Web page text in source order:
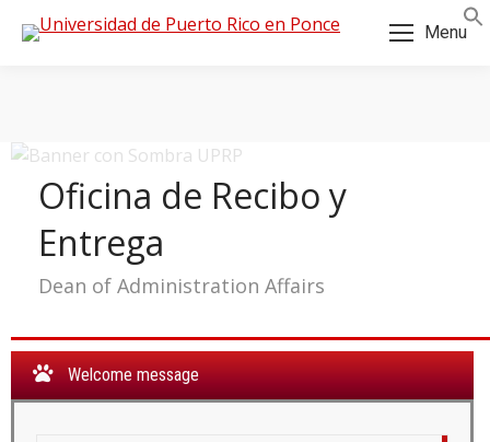
Menu
Oficina de Recibo y
Entrega
Dean of Administration Affairs
Welcome message